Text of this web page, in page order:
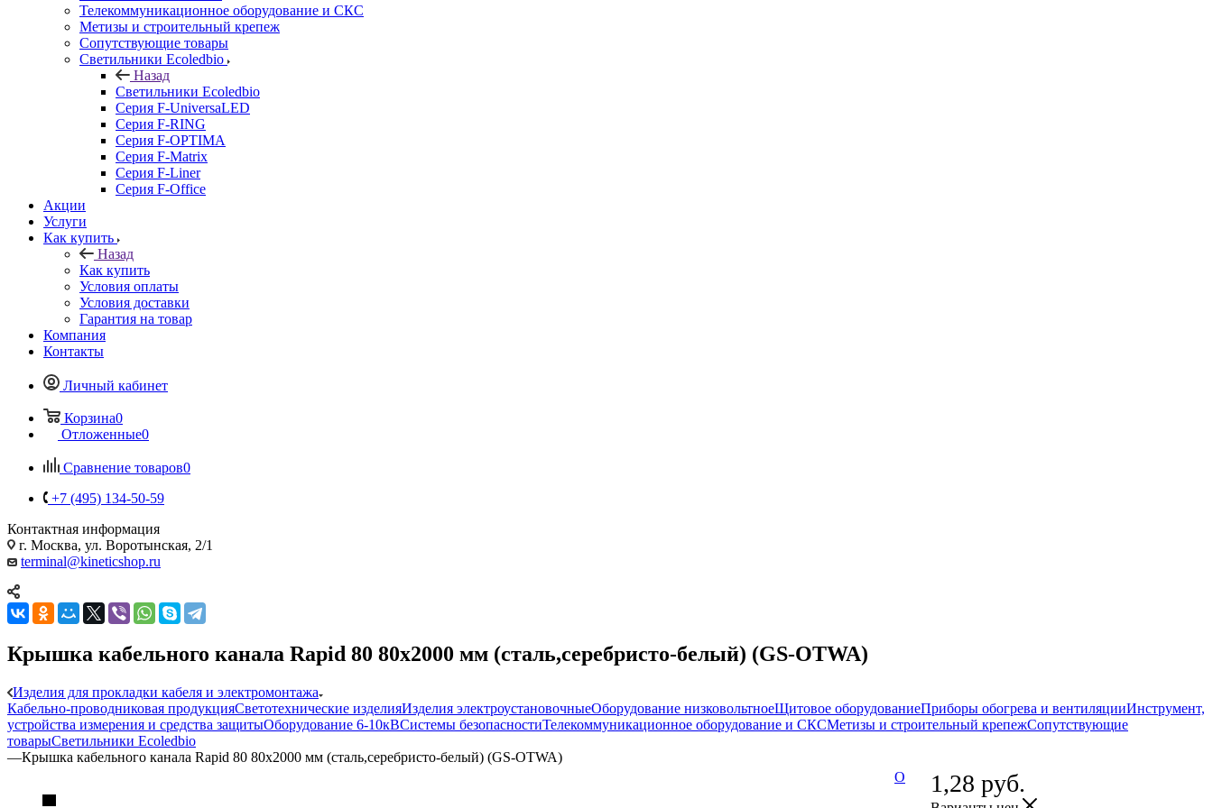
Телекоммуникационное оборудование и СКС
Метизы и строительный крепеж
Сопутствующие товары
Светильники Ecoledbio
Назад
Светильники Ecoledbio
Серия F-UniversaLED
Серия F-RING
Серия F-OPTIMA
Серия F-Matrix
Серия F-Liner
Серия F-Office
Акции
Услуги
Как купить
Назад
Как купить
Условия оплаты
Условия доставки
Гарантия на товар
Компания
Контакты
Личный кабинет
Корзина0
Отложенные0
Сравнение товаров0
+7 (495) 134-50-59
Контактная информация
г. Москва, ул. Воротынская, 2/1
terminal@kineticshop.ru
Крышка кабельного канала Rapid 80 80x2000 мм (сталь,серебристо-белый) (GS-OTWA)
Изделия для прокладки кабеля и электромонтажа
Кабельно-проводниковая продукцияСветотехнические изделияИзделия электроустановочныеОборудование низковольтноеЩитовое оборудованиеПриборы обогрева и вентиляцииИнструмент,
устройства измерения и средства защитыОборудование 6-10кВСистемы безопасностиТелекоммуникационное оборудование и СКСМетизы и строительный крепежСопутствующие
товарыСветильники Ecoledbio
—Крышка кабельного канала Rapid 80 80x2000 мм (сталь,серебристо-белый) (GS-OTWA)
1,28 руб.
О